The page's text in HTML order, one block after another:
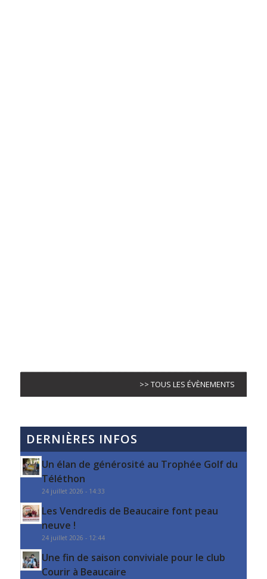
>> TOUS LES ÉVÈNEMENTS
DERNIÈRES INFOS
Un élan de générosité au Trophée Golf du
Téléthon
24 juillet 2026 - 14:33
Les Vendredis de Beaucaire font peau
neuve !
24 juillet 2026 - 12:44
Une fin de saison conviviale pour le club
Courir à Beaucaire